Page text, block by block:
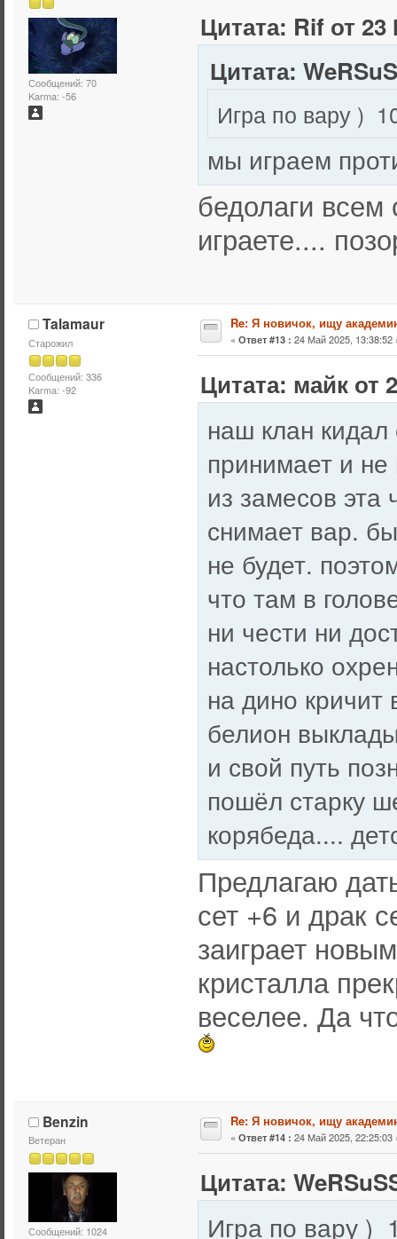
Сообщений: 70
Karma: -56
Цитата: Rif от
Цитата:
мы играем
бедолаги всем
играете....
Talamaur
Старожил
Сообщений: 336
Karma: -92
Re: Я новичок, ищу
« Ответ #13 : 24 Май 2025, 13:38:52
Цитата: майк от
наш клан
принимает и
из замесов эта
снимает вар.
не будет.
что там в
ни чести ни
настолько
на дино кричит
белион
и свой путь
пошёл старку
корябеда....
Предлагаю
сет +6 и драк
заиграет
кристалла
веселее. Да
Benzin
Ветеран
Сообщений: 1024
Re: Я новичок, ищу
« Ответ #14 : 24 Май 2025, 22:25:03
Цитата: